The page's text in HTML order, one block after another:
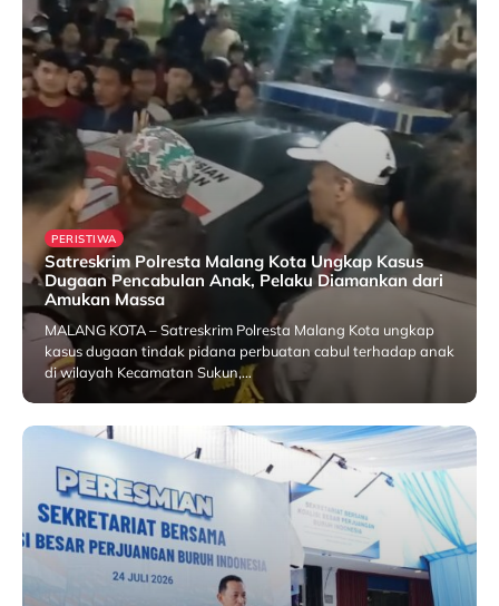
PERISTIWA
Satreskrim Polresta Malang Kota Ungkap Kasus
Dugaan Pencabulan Anak, Pelaku Diamankan dari
Amukan Massa
MALANG KOTA – Satreskrim Polresta Malang Kota ungkap
kasus dugaan tindak pidana perbuatan cabul terhadap anak
di wilayah Kecamatan Sukun,…
25 July 2026